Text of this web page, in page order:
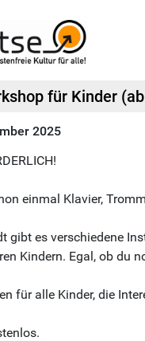
für Kinder
2025
einmal Klavier,
gibt es verschiedene
Kindern. Egal, ob du
für alle Kinder, die